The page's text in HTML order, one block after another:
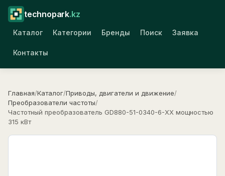
technopark.kz
Каталог Категории Бренды Поиск Заявка
Контакты
Главная/Каталог/Приводы, двигатели и движение/
Преобразователи частоты/
Частотный преобразователь GD880-51-0340-6-XX мощностью
315 кВт